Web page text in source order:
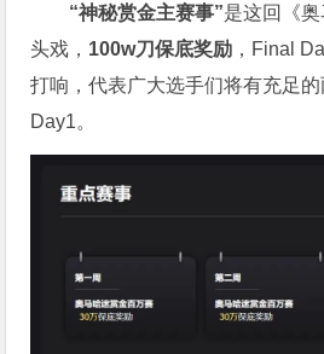
“神秘赏金主赛事”是这回《
头戏， 100w刀保底奖励 ，Final
打响，代表广大选手们将有充足
Day1。